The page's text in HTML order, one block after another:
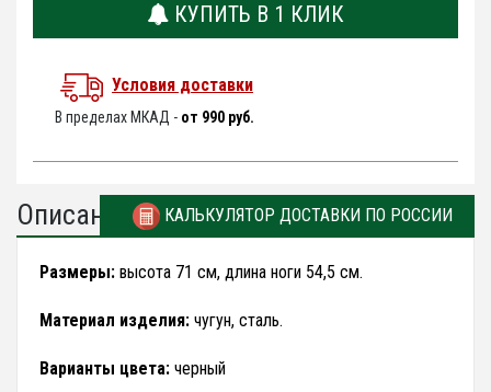
КУПИТЬ В 1 КЛИК
Условия доставки
В пределах МКАД - от 990 руб.
Описание КАЛЬКУЛЯТОР ДОСТАВКИ ПО РОССИИ
Размеры: высота 71 см, длина ноги 54,5 см.
Материал изделия: чугун, сталь.
Варианты цвета: черный